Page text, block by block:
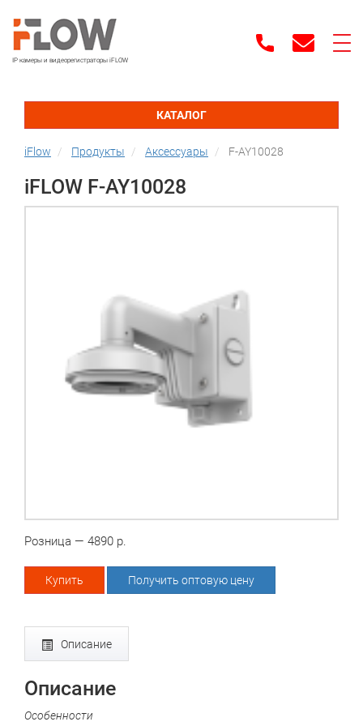
IP камеры и видеорегистраторы iFLOW
КАТАЛОГ
iFlow Продукты Аксессуары F-AY10028
iFLOW F-AY10028
Розница — 4890 р.
Купить Получить оптовую цену
Описание
Описание
Особенности